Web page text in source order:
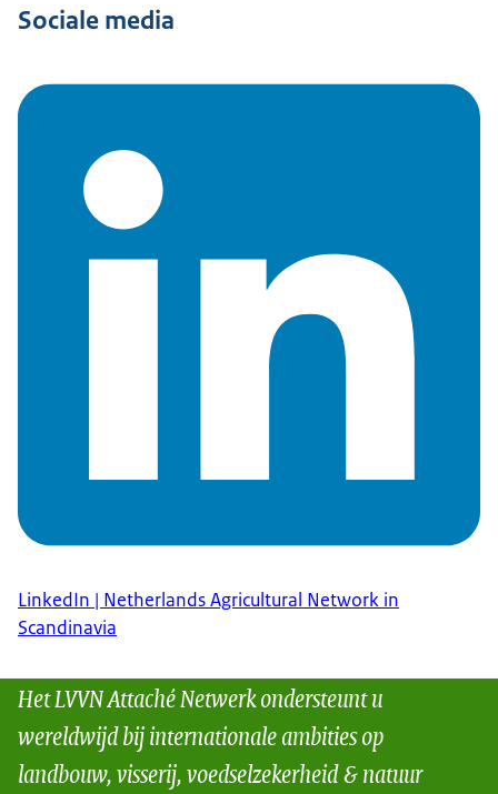
Sociale media
LinkedIn | Netherlands Agricultural Network in
Scandinavia
Het LVVN Attaché Netwerk ondersteunt u
wereldwijd bij internationale ambities op
landbouw, visserij, voedselzekerheid & natuur